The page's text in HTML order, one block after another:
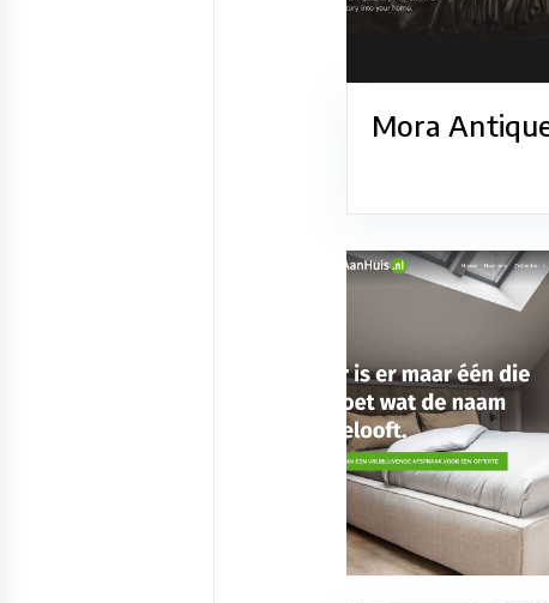
Mora